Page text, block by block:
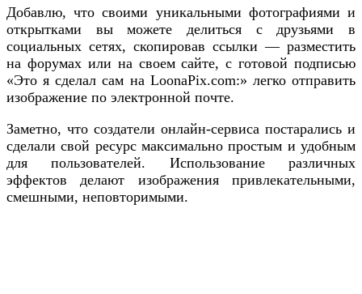
Добавлю, что своими уникальными фотографиями и
открытками вы можете делиться с друзьями в
социальных сетях, скопировав ссылки — разместить
на форумах или на своем сайте, с готовой подписью
«Это я сделал сам на LoonaPix.com:» легко отправить
изображение по электронной почте.
Заметно, что создатели онлайн-сервиса постарались и
сделали свой ресурс максимально простым и удобным
для пользователей. Использование различных
эффектов делают изображения привлекательными,
смешными, неповторимыми.